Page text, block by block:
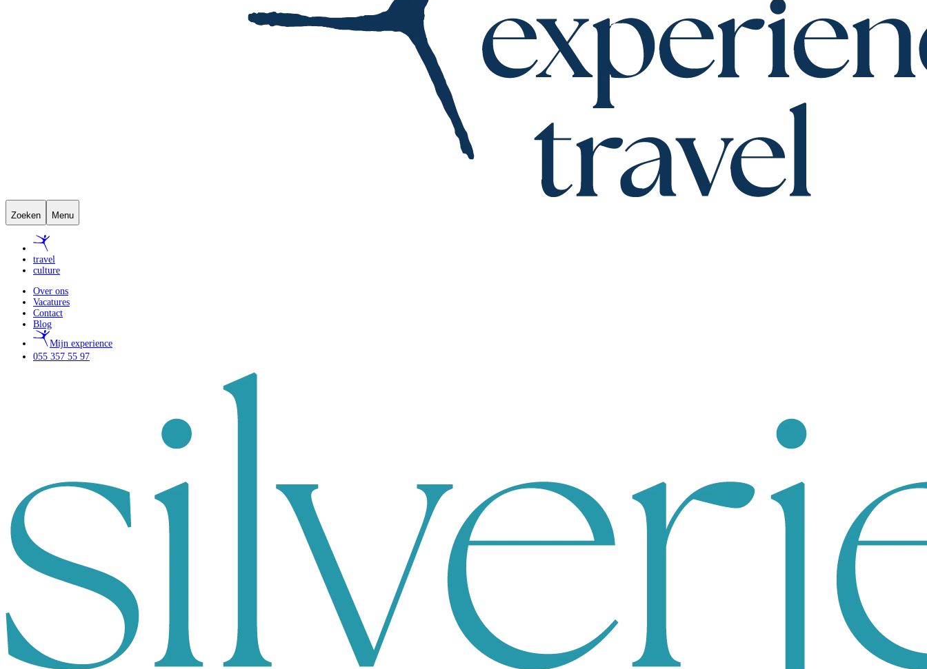
Zoeken Menu
travel
culture
Over ons
Vacatures
Contact
Blog
Mijn experience
055 357 55 97